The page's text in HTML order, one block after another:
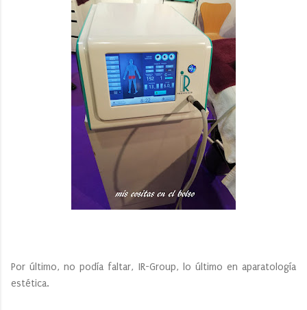
Por último, no podía faltar, IR-Group, lo último en aparatología
estética.